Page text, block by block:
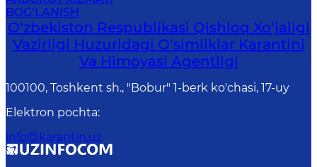
BOG‘LANISH
O‘zbekiston Respublikasi Qishloq Xo‘jaligi
Vazirligi Huzuridagi O‘simliklar Karantini
Va Himoyasi Agentligi
100100, Toshkent sh., "Bobur" 1-berk ko'chasi, 17-uy
Elektron pochta:
info@karantin.uz